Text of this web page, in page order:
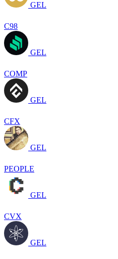
GEL
C98
GEL
COMP
GEL
CFX
GEL
PEOPLE
GEL
CVX
GEL